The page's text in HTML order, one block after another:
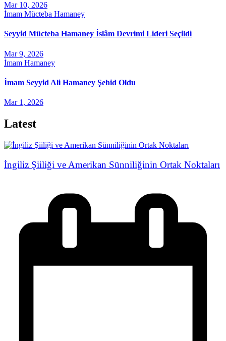
Mar 10, 2026
İmam Mücteba Hamaney
Seyyid Mücteba Hamaney İslâm Devrimi Lideri Seçildi
Mar 9, 2026
İmam Hamaney
İmam Seyyid Ali Hamaney Şehid Oldu
Mar 1, 2026
Latest
İngiliz Şiiliği ve Amerikan Sünniliğinin Ortak Noktaları